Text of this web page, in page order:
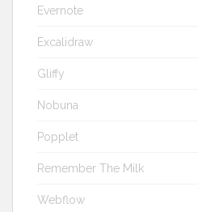
Evernote
Excalidraw
Gliffy
Nobuna
Popplet
Remember The Milk
Webflow